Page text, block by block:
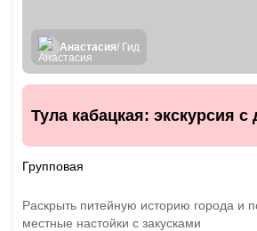
Анастасия/ Гид
Тула кабацкая: экскурсия с
Групповая
Раскрыть питейную историю города и
местные настойки с закусками